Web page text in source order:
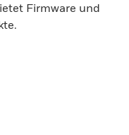
Firmware und